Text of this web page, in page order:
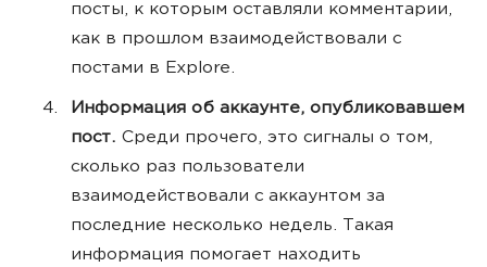
посты, к которым оставляли комментарии,
как в прошлом взаимодействовали с
постами в Explore.
Информация об аккаунте, опубликовавшем
пост. Среди прочего, это сигналы о том,
сколько раз пользователи
взаимодействовали с аккаунтом за
последние несколько недель. Такая
информация помогает находить